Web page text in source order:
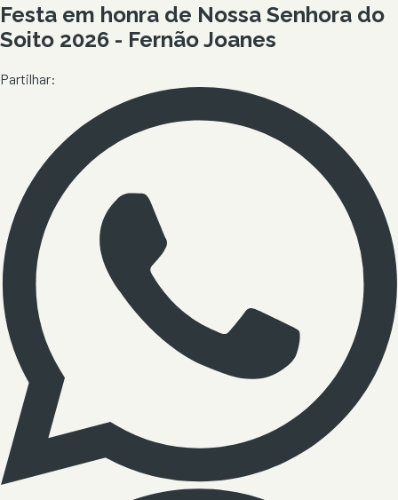
Festa em honra de Nossa Senhora do
Soito 2026 - Fernão Joanes
Partilhar: